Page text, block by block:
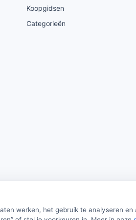
werken, het gebruik te analyseren en
Koopgidsen
Categorieën